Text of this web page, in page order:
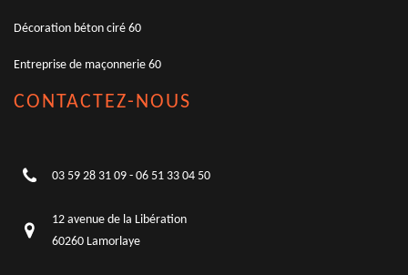
Décoration béton ciré 60
Entreprise de maçonnerie 60
CONTACTEZ-NOUS
03 59 28 31 09 - 06 51 33 04 50
12 avenue de la Libération
60260 Lamorlaye